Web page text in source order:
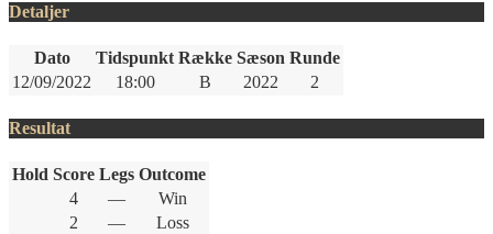
Detaljer
Dato Tidspunkt Række Sæson Runde
12/09/2022
18:00 B 2022 2
Resultat
Hold Score Legs Outcome
4
—
Win
2
—
Loss